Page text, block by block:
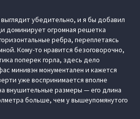
убедительно, и я бы добавил
доминирует огромная решетка
ребра, переплетаясь
Кому-то нравится безоговорочно,
поперек горла, здесь дело
минивэн монументален и кажется
уже воспринимается вполне
внушительные размеры — его длина
больше, чем у вышеупомянутого